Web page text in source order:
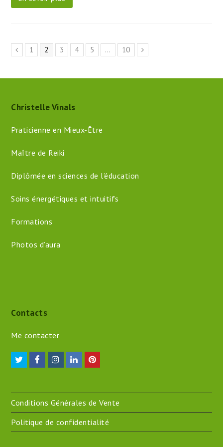
Précédent
Page
1 Page
2 Page
3 Page
4 Page
5 … Page
10 Suivant
Christelle Vinals
Praticienne en Mieux-Être
Maître de Reiki
Diplômée en sciences de l’éducation
Soins énergétiques et intuitifs
Formations
Photos d’aura
Contacts
Me contacter
TwitterFacebookInstagram
LinkedInPinterest
Conditions Générales de Vente
Politique de confidentialité